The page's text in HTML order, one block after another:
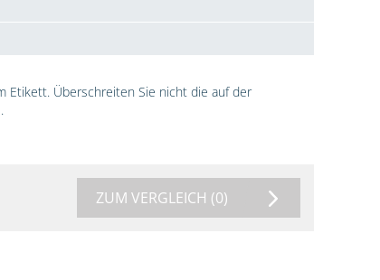
Etikett. Überschreiten Sie nicht die auf der
ZUM VERGLEICH (0)